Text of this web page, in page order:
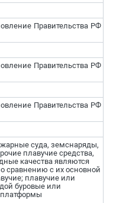
Правительства РФ
Правительства РФ
Правительства РФ
суда, земснаряды,
плавучие средства,
качества являются
сравнению с их основной
плавучие или
буровые или